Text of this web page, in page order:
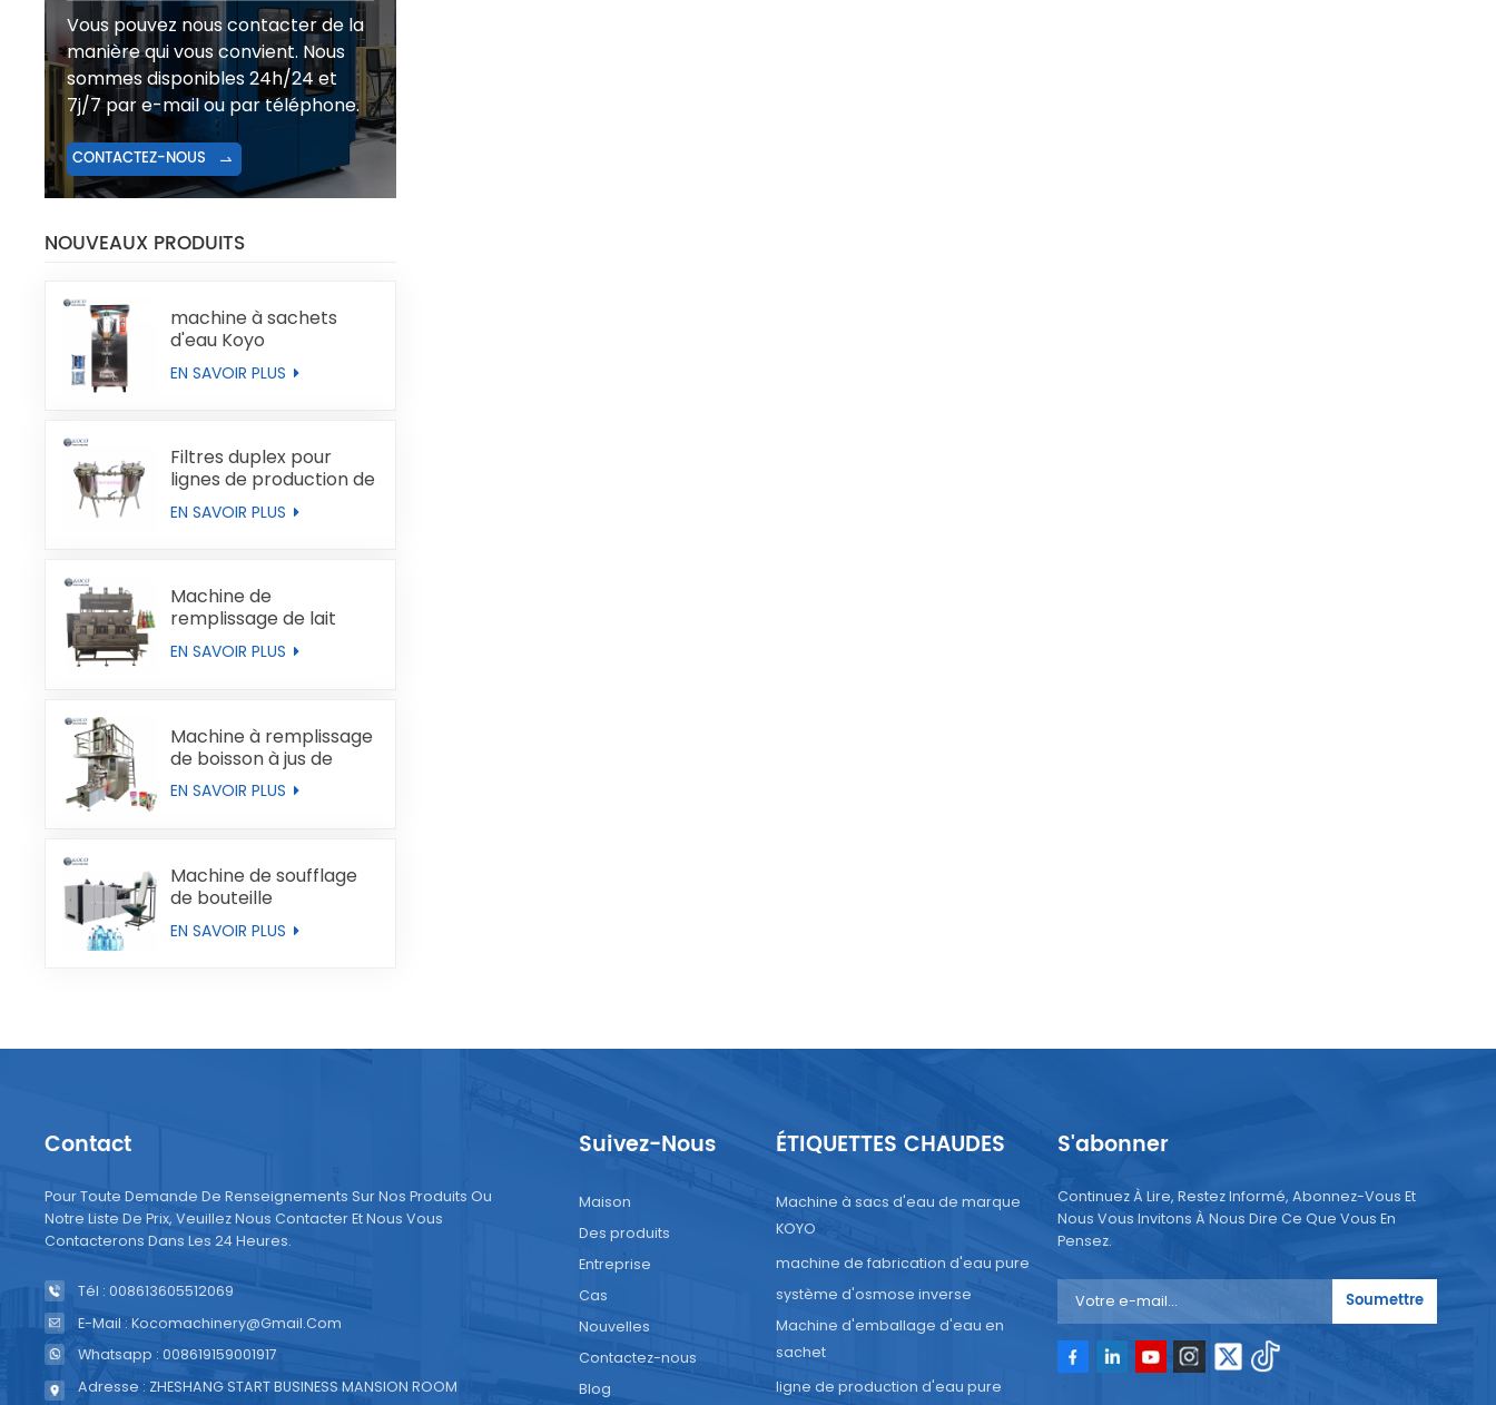
Vous pouvez nous contacter de la
manière qui vous convient. Nous
sommes disponibles 24h/24 et
7j/7 par e-mail ou par téléphone.
CONTACTEZ-NOUS
NOUVEAUX PRODUITS
machine à sachets
d'eau Koyo
EN SAVOIR PLUS
Filtres duplex pour
lignes de production de
liquides
EN SAVOIR PLUS
Machine de
remplissage de lait
automatique
EN SAVOIR PLUS
Machine à remplissage
de boisson à jus de
boucles de type brique
EN SAVOIR PLUS
Machine de soufflage
de bouteille
entièrement
automatique
EN SAVOIR PLUS
Contact
Pour Toute Demande De Renseignements Sur Nos Produits Ou
Notre Liste De Prix, Veuillez Nous Contacter Et Nous Vous
Contacterons Dans Les 24 Heures.
Tél : 008613605512069
E-Mail : Kocomachinery@gmail.com
Whatsapp : 008619159001917
Adresse : ZHESHANG START BUSINESS MANSION ROOM
Suivez-Nous
Maison
Des produits
Entreprise
Cas
Nouvelles
Contactez-nous
Blog
ÉTIQUETTES CHAUDES
Machine à sacs d'eau de marque
KOYO
machine de fabrication d'eau pure
système d'osmose inverse
Machine d'emballage d'eau en
sachet
ligne de production d'eau pure
S'abonner
Continuez À Lire, Restez Informé, Abonnez-Vous Et
Nous Vous Invitons À Nous Dire Ce Que Vous En
Pensez.
Soumettre